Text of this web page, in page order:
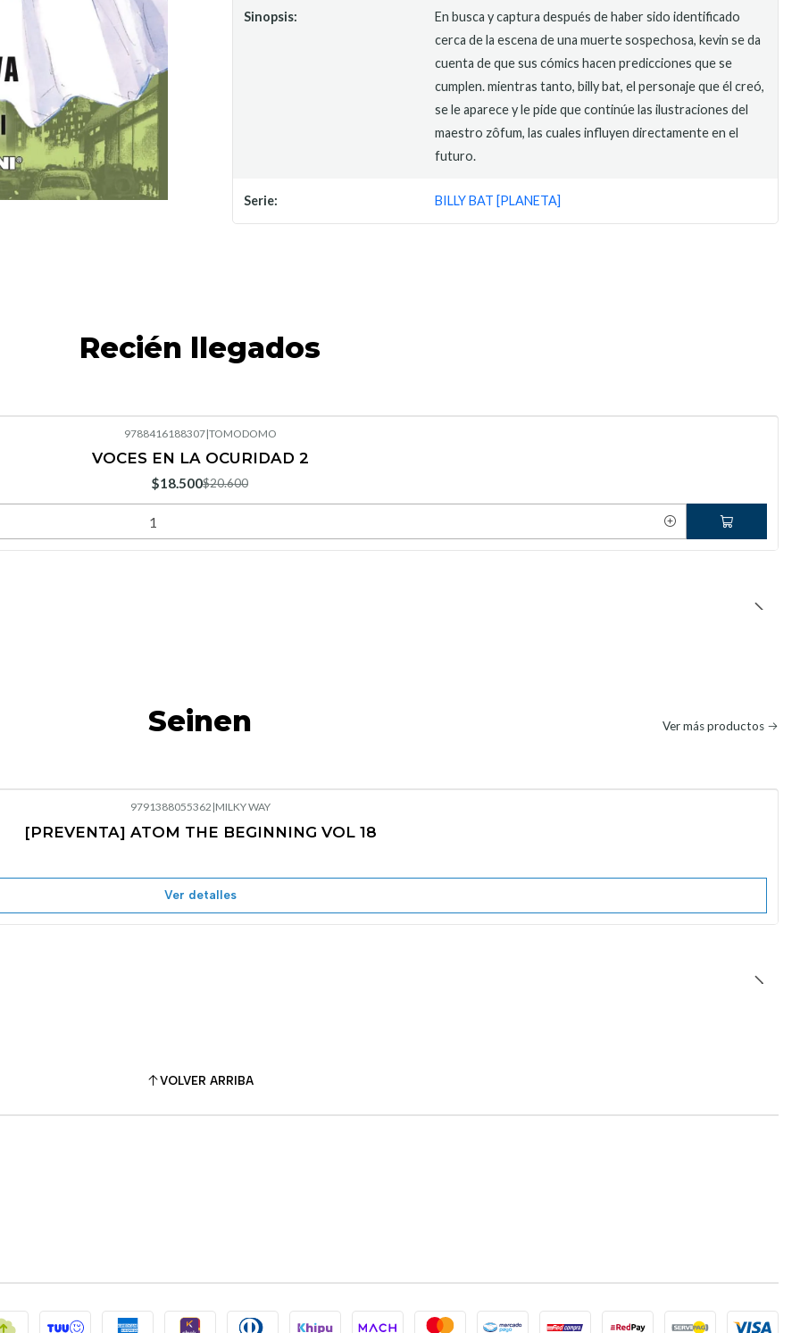
Sinopsis:
En busca y captura después de haber sido identificado
cerca de la escena de una muerte sospechosa, kevin se da
cuenta de que sus cómics hacen predicciones que se
cumplen. mientras tanto, billy bat, el personaje que él creó,
se le aparece y le pide que continúe las ilustraciones del
maestro zôfum, las cuales influyen directamente en el
futuro.
Serie: BILLY BAT [PLANETA]
Recién llegados
9788416188307|TOMODOMO
VOCES EN LA OCURIDAD 2
$18.500$20.600
Seinen Ver más productos
9791388055362 |MILKY WAY
[PREVENTA] ATOM THE BEGINNING VOL 18
Ver detalles
VOLVER ARRIBA